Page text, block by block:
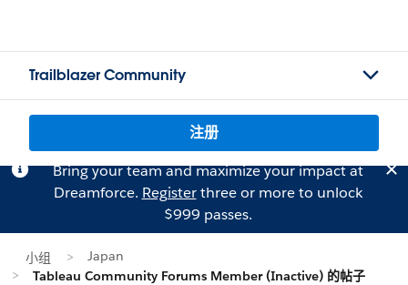
Trailblazer Community
注册
Bring your team and maximize your impact at
Dreamforce. Registerthree or more to unlock
$999 passes.
小组
Japan
Tableau Community Forums Member (Inactive) 的帖子